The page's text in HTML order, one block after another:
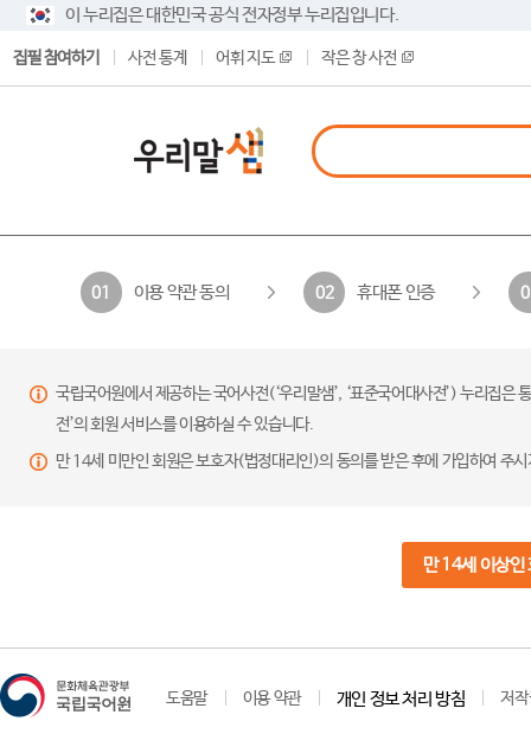
이 누리집은 대한민국 공식 전자정부 누리집입니다.
집필 참여하기 사전 통계 어휘 지도 작은 창 사전
01 이용 약관 동의 02 휴대폰 인증
국립국어원에서 제공하는 국어사전(‘우리말샘’, ‘표준국어대사전’) 누리집
전’의 회원 서비스를 이용하실 수 있습니다.
만 14세 미만인 회원은 보호자(법정대리인)의 동의를 받은 후에 가입하여 주
만 14세 이상인
도움말 이용 약관 개인 정보 처리 방침 저